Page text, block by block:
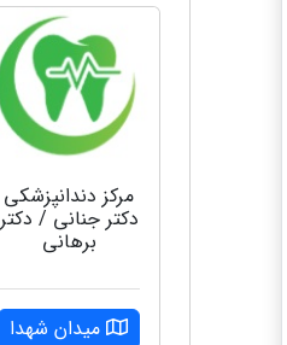
مرکز دندانپزشکی
دکتر جنانی / دکتر
برهانی
میدان شهدا